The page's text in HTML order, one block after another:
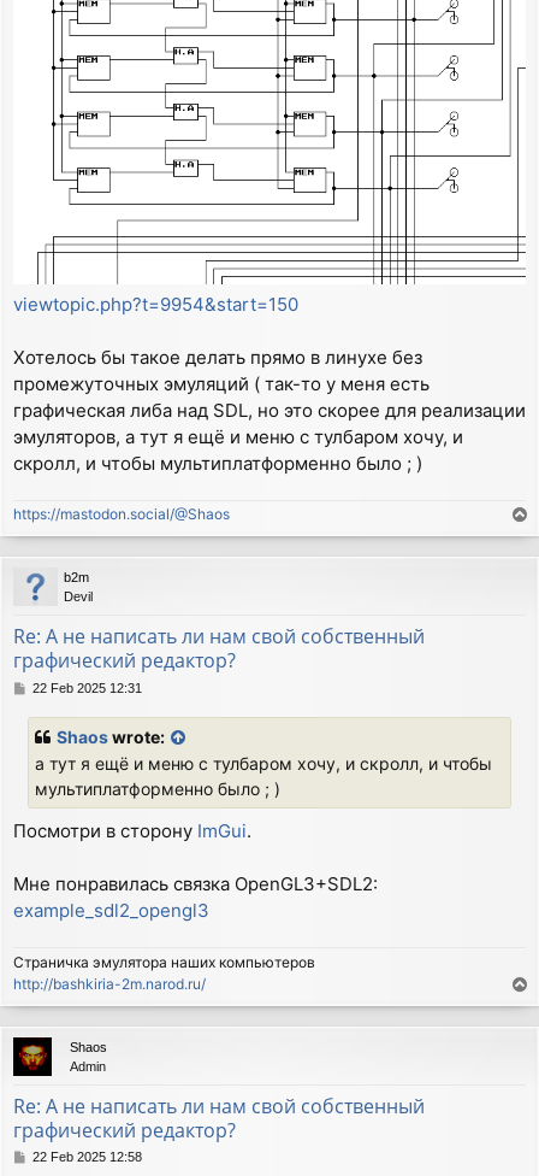
viewtopic.php?t=9954&start=150
Хотелось бы такое делать прямо в линухе без
промежуточных эмуляций ( так-то у меня есть
графическая либа над SDL, но это скорее для реализации
эмуляторов, а тут я ещё и меню с тулбаром хочу, и
скролл, и чтобы мультиплатформенно было ; )
https://mastodon.social/@Shaos
o
p
b2m
Devil
Re: А не написать ли нам свой собственный
графический редактор?
P22 Feb 2025 12:31
Shaoswrote:
а тут я ещё и меню с тулбаром хочу, и скролл, и чтобы
мультиплатформенно было ; )
Посмотри в сторону ImGui.
Мне понравилась связка OpenGL3+SDL2:
example_sdl2_opengl3
Страничка эмулятора наших компьютеров
http://bashkiria-2m.narod.ru/
o
p
Shaos
Admin
Re: А не написать ли нам свой собственный
графический редактор?
P22 Feb 2025 12:58